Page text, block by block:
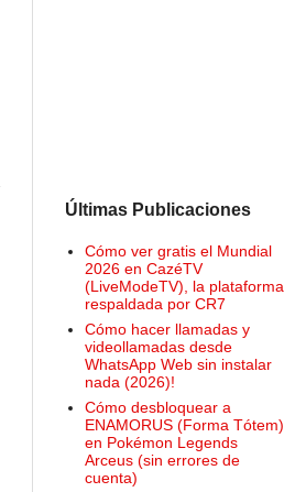
Últimas Publicaciones
Cómo ver gratis el Mundial
2026 en CazéTV
(LiveModeTV), la plataforma
respaldada por CR7
Cómo hacer llamadas y
videollamadas desde
WhatsApp Web sin instalar
nada (2026)!
Cómo desbloquear a
ENAMORUS (Forma Tótem)
en Pokémon Legends
Arceus (sin errores de
cuenta)